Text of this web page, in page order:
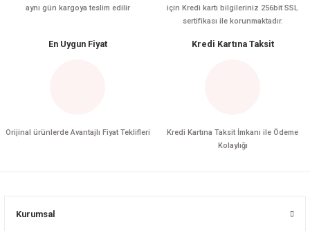
aynı gün kargoya teslim edilir
için Kredi kartı bilgileriniz 256bit SSL
sertifikası ile korunmaktadır.
En Uygun Fiyat
Orijinal ürünlerde Avantajlı Fiyat Teklifleri
Kredi Kartına Taksit
Kredi Kartına Taksit İmkanı ile Ödeme
Kolaylığı
Kurumsal